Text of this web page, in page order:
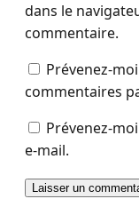
dans le
commentaire.
Prévenez-
commentaires
Prévenez-
e-mail.